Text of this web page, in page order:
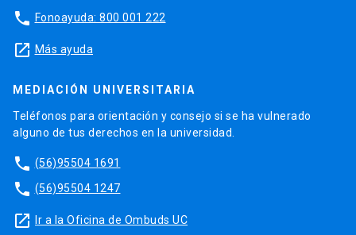
phone Fonoayuda: 800 001 222
launch Más ayuda
MEDIACIÓN UNIVERSITARIA
Teléfonos para orientación y consejo si se ha vulnerado
alguno de tus derechos en la universidad.
phone (56)95504 1691
phone (56)95504 1247
launch Ir a la Oficina de Ombuds UC